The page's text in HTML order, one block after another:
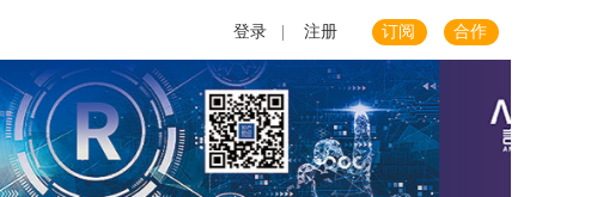
登录 注册 订阅 合作